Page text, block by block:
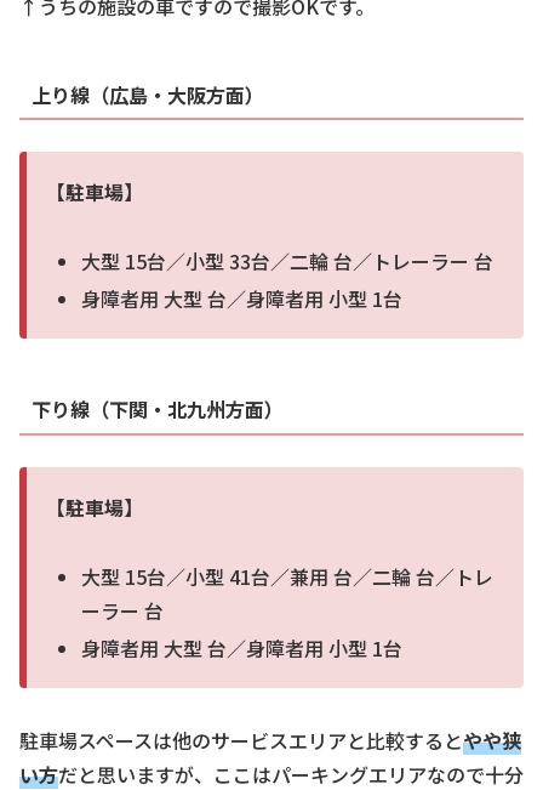
↑うちの施設の車ですので撮影OKです。
上り線（広島・大阪方面）
【駐車場】
大型 15台／小型 33台／二輪 台／トレーラー 台
身障者用 大型 台／身障者用 小型 1台
下り線（下関・北九州方面）
【駐車場】
大型 15台／小型 41台／兼用 台／二輪 台／トレ
ーラー 台
身障者用 大型 台／身障者用 小型 1台
駐車場スペースは他のサービスエリアと比較するとやや狭
い方だと思いますが、ここはパーキングエリアなので十分